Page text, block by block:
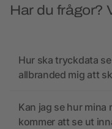
Har du frågor?
Hur ska tryckdata
allbranded mig att
Kan jag se hur mina
kommer att se ut